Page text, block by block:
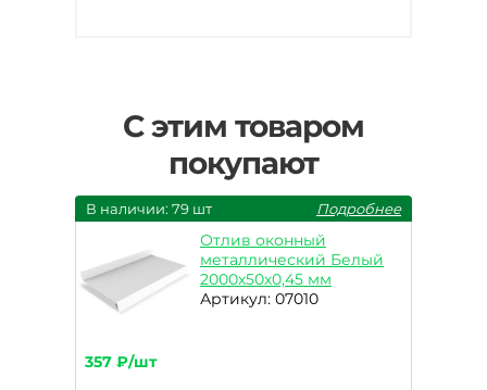
С этим товаром
покупают
В наличии: 79 шт Подробнее
Отлив оконный
металлический Белый
2000х50х0,45 мм
Артикул: 07010
357 ₽/шт